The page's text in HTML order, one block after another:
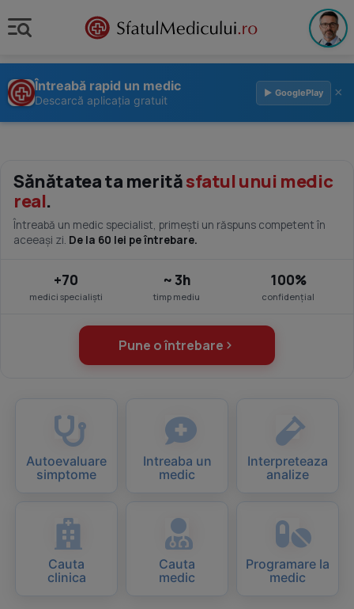
Întreabă rapid un medic
Descarcă aplicația gratuit
▶ GooglePlay ×
Sănătatea ta merităsfatul unui medic
real.
Întreabă un medic specialist, primești un răspuns competent în
aceeași zi. De la 60 lei pe întrebare.
+70
medici specialiști
~ 3h
timp mediu
100%
confidențial
Pune o întrebare
Autoevaluare
simptome
Intreaba un
medic
Interpreteaza
analize
Cauta
clinica
Cauta
medic
Programare la
medic